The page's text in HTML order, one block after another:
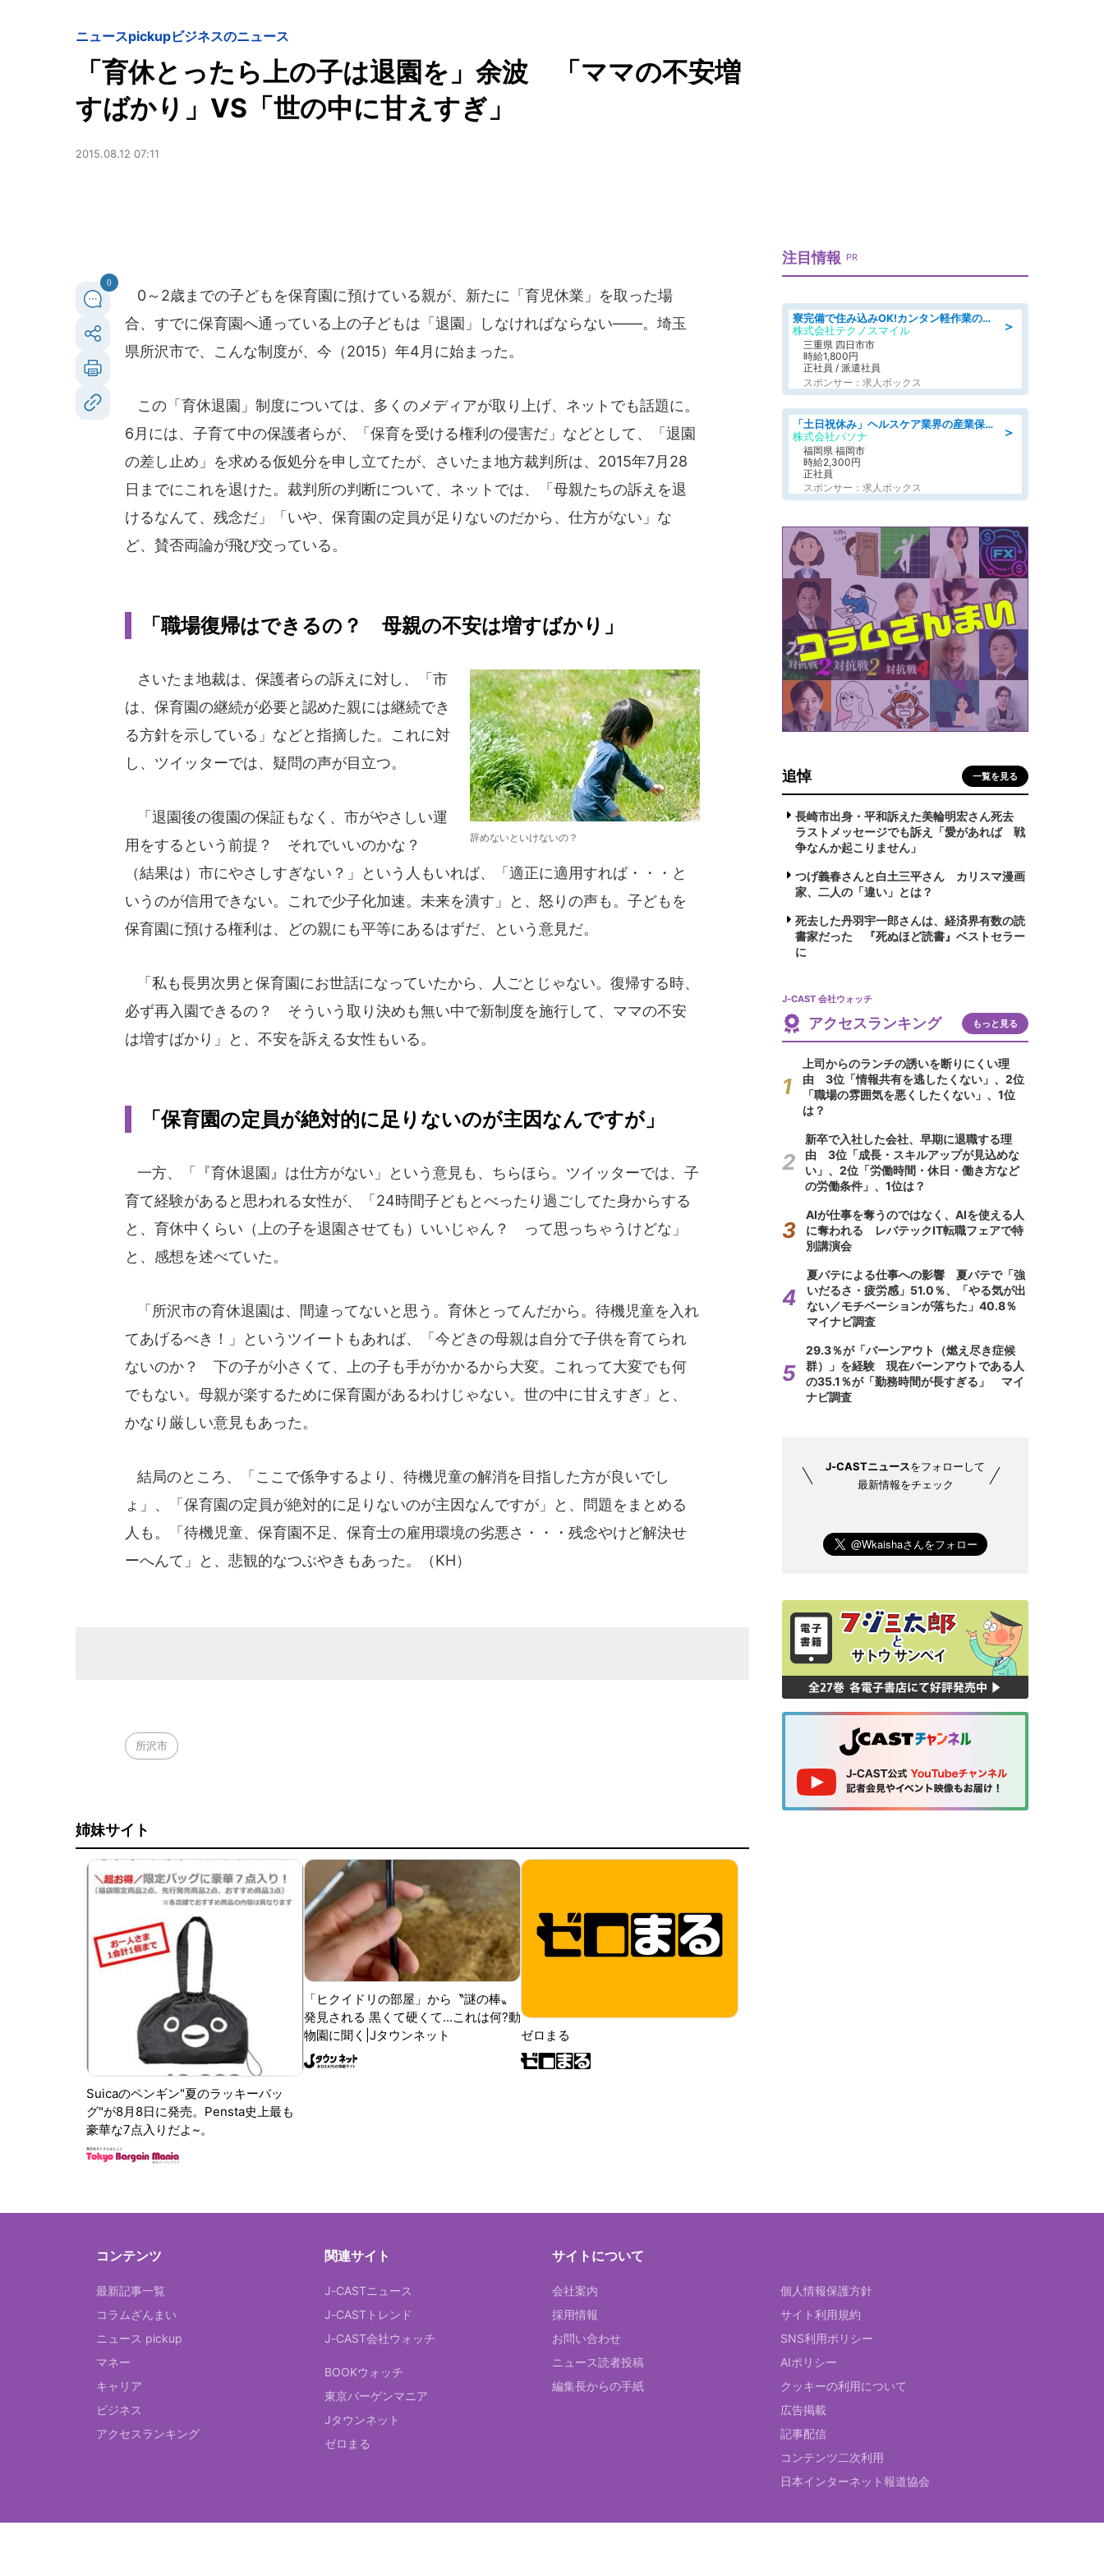
ニュースpickupビジネスのニュース
「育休とったら上の子は退園を」余波 「ママの不安増
すばかり」VS「世の中に甘えすぎ」
2015.08.12 07:11
0
0～2歳までの子どもを保育園に預けている親が、新たに「育児休業」を取った場
合、すでに保育園へ通っている上の子どもは「退園」しなければならない――。埼玉
県所沢市で、こんな制度が、今（2015）年4月に始まった。
この「育休退園」制度については、多くのメディアが取り上げ、ネットでも話題に。
6月には、子育て中の保護者らが、「保育を受ける権利の侵害だ」などとして、「退園
の差し止め」を求める仮処分を申し立てたが、さいたま地方裁判所は、2015年7月28
日までにこれを退けた。裁判所の判断について、ネットでは、「母親たちの訴えを退
けるなんて、残念だ」「いや、保育園の定員が足りないのだから、仕方がない」な
ど、賛否両論が飛び交っている。
「職場復帰はできるの？ 母親の不安は増すばかり」
辞めないといけないの？
さいたま地裁は、保護者らの訴えに対し、「市
は、保育園の継続が必要と認めた親には継続でき
る方針を示している」などと指摘した。これに対
し、ツイッターでは、疑問の声が目立つ。
「退園後の復園の保証もなく、市がやさしい運
用をするという前提？ それでいいのかな？
（結果は）市にやさしすぎない？」という人もいれば、「適正に適用すれば・・・と
いうのが信用できない。これで少子化加速。未来を潰す」と、怒りの声も。子どもを
保育園に預ける権利は、どの親にも平等にあるはずだ、という意見だ。
「私も長男次男と保育園にお世話になっていたから、人ごとじゃない。復帰する時、
必ず再入園できるの？ そういう取り決めも無い中で新制度を施行して、ママの不安
は増すばかり」と、不安を訴える女性もいる。
「保育園の定員が絶対的に足りないのが主因なんですが」
一方、「『育休退園』は仕方がない」という意見も、ちらほら。ツイッターでは、子
育て経験があると思われる女性が、「24時間子どもとべったり過ごしてた身からする
と、育休中くらい（上の子を退園させても）いいじゃん？ って思っちゃうけどな」
と、感想を述べていた。
「所沢市の育休退園は、間違ってないと思う。育休とってんだから。待機児童を入れ
てあげるべき！」というツイートもあれば、「今どきの母親は自分で子供を育てられ
ないのか？ 下の子が小さくて、上の子も手がかかるから大変。これって大変でも何
でもない。母親が楽するために保育園があるわけじゃない。世の中に甘えすぎ」と、
かなり厳しい意見もあった。
結局のところ、「ここで係争するより、待機児童の解消を目指した方が良いでし
ょ」、「保育園の定員が絶対的に足りないのが主因なんですが」と、問題をまとめる
人も。「待機児童、保育園不足、保育士の雇用環境の劣悪さ・・・残念やけど解決せ
ーへんて」と、悲観的なつぶやきもあった。（KH）
所沢市
姉妹サイト
Suicaのペンギン"夏のラッキーバッ
グ"が8月8日に発売。Pensta史上最も
豪華な7点入りだよ~。
「ヒクイドリの部屋」から〝謎の棒〟
発見される 黒くて硬くて...これは何?動
物園に聞く|Jタウンネット
ゼロまる
注目情報 PR
＞
寮完備で住み込みOK!カンタン軽作業のお仕事 denso aichi
株式会社テクノスマイル
三重県 四日市市
時給1,800円
正社員 / 派遣社員
スポンサー：求人ボックス
＞
「土日祝休み」ヘルスケア業界の産業保健師/高時給/未経験OK/要資格:保健師、正看護師
株式会社パソナ
福岡県 福岡市
時給2,300円
正社員
スポンサー：求人ボックス
追悼 一覧を見る
長崎市出身・平和訴えた美輪明宏さん死去
ラストメッセージでも訴え「愛があれば 戦
争なんか起こりません」
つげ義春さんと白土三平さん カリスマ漫画
家、二人の「違い」とは？
死去した丹羽宇一郎さんは、経済界有数の読
書家だった 『死ぬほど読書』ベストセラー
に
J-CAST 会社ウォッチ
アクセスランキング もっと見る
上司からのランチの誘いを断りにくい理
由 3位「情報共有を逃したくない」、2位
「職場の雰囲気を悪くしたくない」、1位
は？
新卒で入社した会社、早期に退職する理
由 3位「成長・スキルアップが見込めな
い」、2位「労働時間・休日・働き方など
の労働条件」、1位は？
AIが仕事を奪うのではなく、AIを使える人
に奪われる レバテックIT転職フェアで特
別講演会
夏バテによる仕事への影響 夏バテで「強
いだるさ・疲労感」51.0％、「やる気が出
ない／モチベーションが落ちた」40.8％
マイナビ調査
29.3％が「バーンアウト（燃え尽き症候
群）」を経験 現在バーンアウトである人
の35.1％が「勤務時間が長すぎる」 マイ
ナビ調査
J-CASTニュースをフォローして
最新情報をチェック
コンテンツ
最新記事一覧
コラムざんまい
ニュース pickup
マネー
キャリア
ビジネス
アクセスランキング
関連サイト
J-CASTニュース
J-CASTトレンド
J-CAST会社ウォッチ
BOOKウォッチ
東京バーゲンマニア
Jタウンネット
ゼロまる
サイトについて
会社案内
採用情報
お問い合わせ
ニュース読者投稿
編集長からの手紙
個人情報保護方針
サイト利用規約
SNS利用ポリシー
AIポリシー
クッキーの利用について
広告掲載
記事配信
コンテンツ二次利用
日本インターネット報道協会